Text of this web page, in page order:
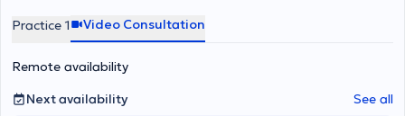
Practice 1 Video Consultation
Remote availability
Next availability
See all